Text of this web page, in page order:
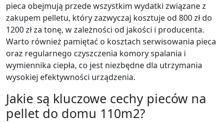
pieca obejmują przede wszystkim wydatki związane z
zakupem pelletu, który zazwyczaj kosztuje od 800 zł do
1200 zł za tonę, w zależności od jakości i producenta.
Warto również pamiętać o kosztach serwisowania pieca
oraz regularnego czyszczenia komory spalania i
wymiennika ciepła, co jest niezbędne dla utrzymania
wysokiej efektywności urządzenia.
Jakie są kluczowe cechy pieców na
pellet do domu 110m2?